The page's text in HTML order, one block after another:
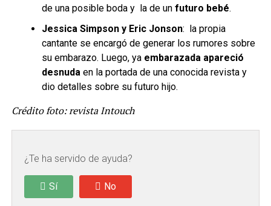
de una posible boda y la de un futuro bebé.
Jessica Simpson y Eric Jonson: la propia
cantante se encargó de generar los rumores sobre
su embarazo. Luego, ya embarazada apareció
desnudaen la portada de una conocida revista y
dio detalles sobre su futuro hijo.
Crédito foto: revista Intouch
¿Te ha servido de ayuda?
Sí No